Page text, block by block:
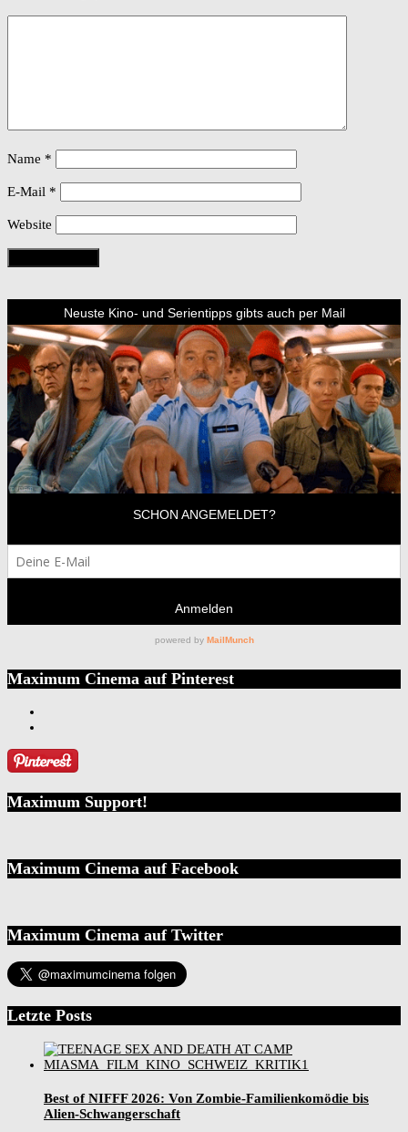
Name *
E-Mail *
Website
Maximum Cinema auf Pinterest
Maximum Support!
Maximum Cinema auf Facebook
Maximum Cinema auf Twitter
Letzte Posts
Best of NIFFF 2026: Von Zombie-Familienkomödie bis
Alien-Schwangerschaft